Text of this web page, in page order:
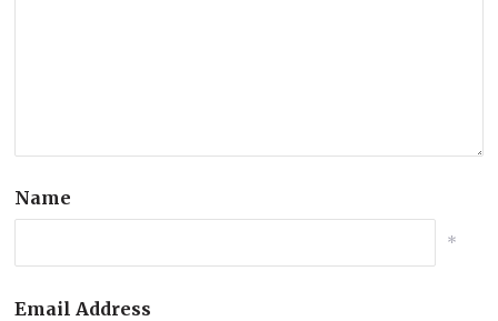
Name
*
Email Address